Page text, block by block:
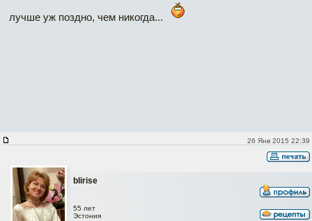
лучше уж поздно, чем никогда...
26 Янв 2015 22:39
blirise
55 лет
Эстония